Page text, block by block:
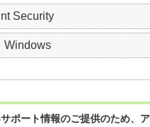
Security
Windows
サポート情報のご提供のため